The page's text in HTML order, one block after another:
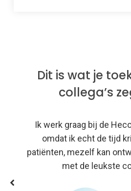
Dit is wat je
collega’s
Ik werk graag bij de
omdat ik echt de tijd
patiënten, mezelf kan
met de leukste